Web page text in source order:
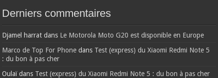
Derniers commentaires
Djamel harrat dans Le Motorola Moto G20 est disponible en Europe
Marco de Top For Phone dans Test (express) du Xiaomi Redmi Note 5
: du bon à pas cher
Oulaïdans Test (express) du Xiaomi Redmi Note 5 : du bon à pas cher